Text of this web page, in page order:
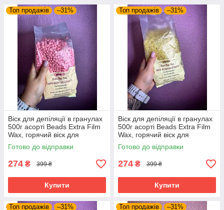
Топ продажів –31%
Віск для депіляції в гранулах
500г асорті Beads Extra Film
Wax, горячий віск для
воскоплава
Готово до відправки
274 ₴ 399 ₴
Купити
Топ продажів –31%
Віск для депіляції в гранулах
500г асорті Beads Extra Film
Wax, горячий віск для
воскоплава
Готово до відправки
274 ₴ 399 ₴
Купити
Топ продажів –31% Топ продажів –31%